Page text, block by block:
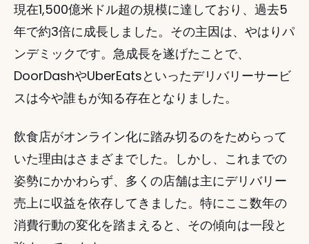
現在1,500億米ドル超の規模に達しており、過去5
年で約3倍に成長しました。その主因は、やはりパ
ンデミックです。急成長を遂げたことで、
DoorDashやUberEatsといったデリバリーサービ
スは今や誰もが知る存在となりました。
飲食店がオンライン化に踏み切るのをためらって
いた理由はさまざまでした。しかし、これまでの
姿勢にかかわらず、多くの店舗は主にデリバリー
売上に収益を依存してきました。特にここ数年の
消費行動の変化を踏まえると、その傾向は一段と